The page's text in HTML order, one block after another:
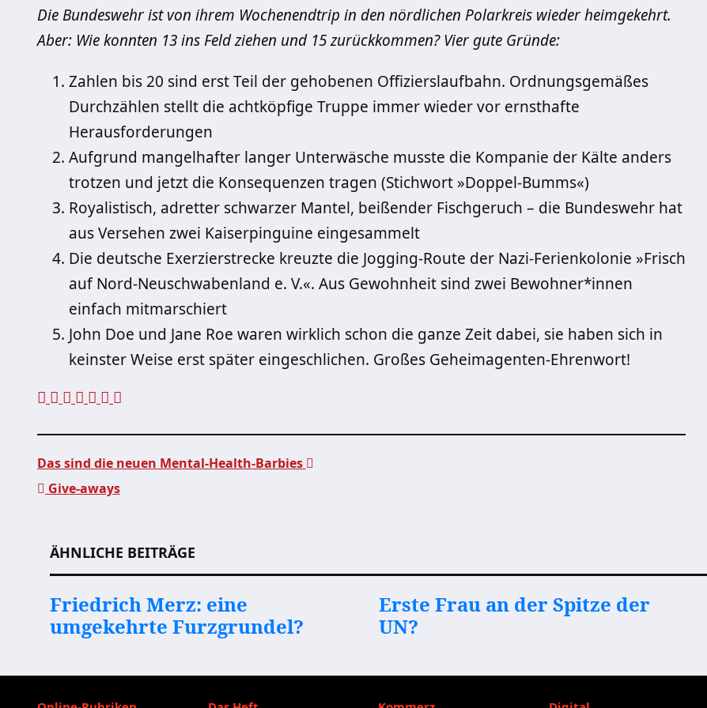
Die Bundeswehr ist von ihrem Wochenendtrip in den nördlichen Polarkreis wieder heimgekehrt.
Aber: Wie konnten 13 ins Feld ziehen und 15 zurückkommen? Vier gute Gründe:
Zahlen bis 20 sind erst Teil der gehobenen Offizierslaufbahn. Ordnungsgemäßes
Durchzählen stellt die achtköpfige Truppe immer wieder vor ernsthafte
Herausforderungen
Aufgrund mangelhafter langer Unterwäsche musste die Kompanie der Kälte anders
trotzen und jetzt die Konsequenzen tragen (Stichwort »Doppel-Bumms«)
Royalistisch, adretter schwarzer Mantel, beißender Fischgeruch – die Bundeswehr hat
aus Versehen zwei Kaiserpinguine eingesammelt
Die deutsche Exerzierstrecke kreuzte die Jogging-Route der Nazi-Ferienkolonie »Frisch
auf Nord-Neuschwabenland e. V.«. Aus Gewohnheit sind zwei Bewohner*innen
einfach mitmarschiert
John Doe und Jane Roe waren wirklich schon die ganze Zeit dabei, sie haben sich in
keinster Weise erst später eingeschlichen. Großes Geheimagenten-Ehrenwort!
Das sind die neuen Mental-Health-Barbies
Give-aways
ÄHNLICHE BEITRÄGE
Friedrich Merz: eine
umgekehrte Furzgrundel?
Erste Frau an der Spitze der
UN?